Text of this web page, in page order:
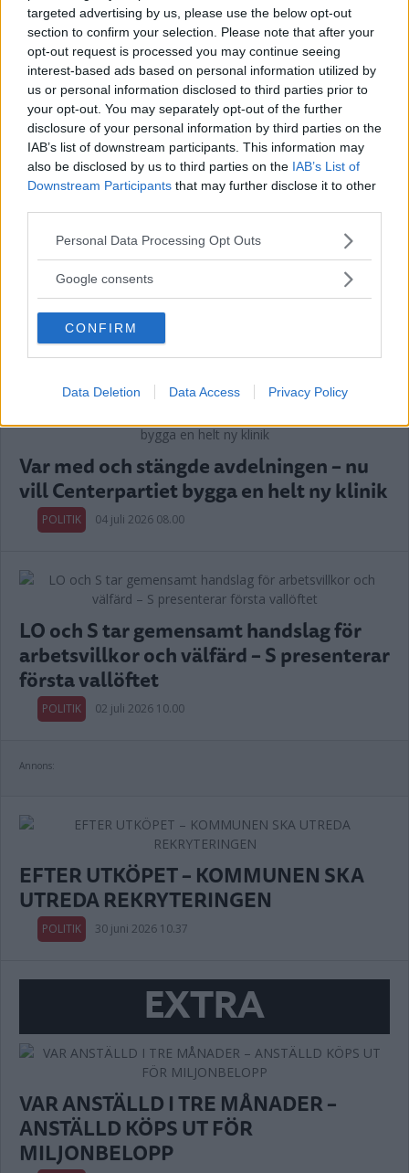
targeted advertising by us, please use the below opt-out
section to confirm your selection. Please note that after your
opt-out request is processed you may continue seeing
interest-based ads based on personal information utilized by
us or personal information disclosed to third parties prior to
your opt-out. You may separately opt-out of the further
disclosure of your personal information by third parties on the
IAB’s list of downstream participants. This information may
also be disclosed by us to third parties on the IAB’s List of
Downstream Participants that may further disclose it to other
Please note that this website/app uses one or more Google
not limited to your visit or usage behaviour. You may click to
use your data for below specified purposes in below Google
consent section.
Personal Data Processing Opt Outs
Google consents
CONFIRM
Data Deletion Data Access Privacy Policy
Annons:
Malin Sjölander vill ha en tillgänglig
vård i alla steg
POLITIK 15 juli 2026 13.15
Länets moderater höll val-kickoff i
Överum
POLITIK 05 juli 2026 06.00
Annons:
Var med och stängde avdelningen – nu
vill Centerpartiet bygga en helt ny klinik
POLITIK 04 juli 2026 08.00
LO och S tar gemensamt handslag för
arbetsvillkor och välfärd – S presenterar
första vallöftet
POLITIK 02 juli 2026 10.00
Annons:
EFTER UTKÖPET – KOMMUNEN SKA
UTREDA REKRYTERINGEN
POLITIK 30 juni 2026 10.37
EXTRA
VAR ANSTÄLLD I TRE MÅNADER –
ANSTÄLLD KÖPS UT FÖR
MILJONBELOPP